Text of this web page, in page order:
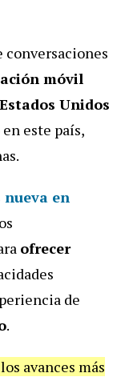
conversaciones
móvil
Estados Unidos
este país,
en
ofrecer
de
.
avances más